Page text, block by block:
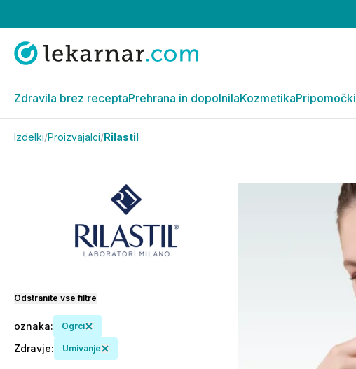
Zdravila brez receptaPrehrana in dopolnilaKozmetikaPripomočki
Izdelki/Proizvajalci/Rilastil
Odstranite vse filtre
oznaka: Ogrci
Zdravje: Umivanje